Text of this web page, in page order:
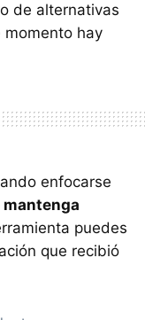
de alternativas
momento hay
enfocarse
puedes
que recibió